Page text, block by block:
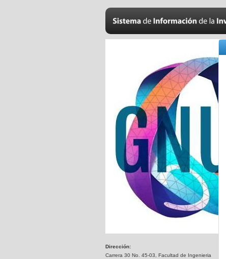
Dirección:
Carrera 30 No. 45-03, Facultad de Ingenieria